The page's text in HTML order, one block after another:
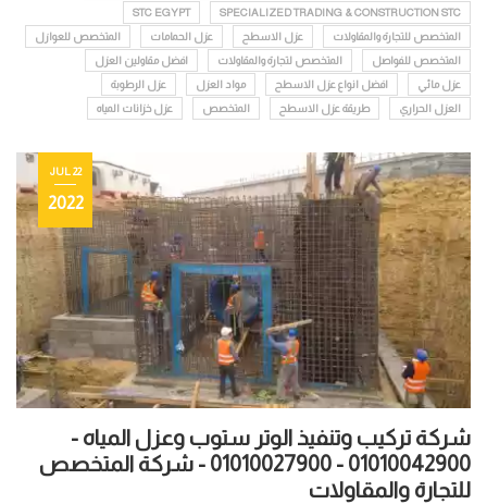
SPECIALIZED TRADING & CONSTRUCTION STC
STC EGYPT
المتخصص للتجارة والمقاولات
عزل الاسطح عزل الحمامات
المتخصص للعوازل
المتخصص للفواصل
المتخصص لتجارة والمقاولات
افضل مقاولين العزل
عزل مائي
افضل انواع عزل الاسطح مواد العزل
عزل الرطوبة
العزل الحراري
طريقة عزل الاسطح المتخصص عزل خزانات المياه
شركة تركيب وتنفيذ الوتر ستوب وعزل المياه -
01010042900 - 01010027900 - شركة المتخصص
للتجارة والمقاولات
22 JUL
2022